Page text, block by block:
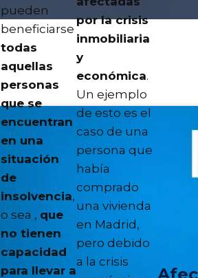
pueden
beneficiarse
todas
aquellas
personas
que se
encuentran
en una
situación
de
insolvencia,
o sea , que
no tienen
capacidad
para llevar a
por la crisis
inmobiliaria
y
económica.
Un ejemplo
de esto es el
caso de una
persona que
había
comprado
una vivienda
en Madrid,
pero debido
a la crisis